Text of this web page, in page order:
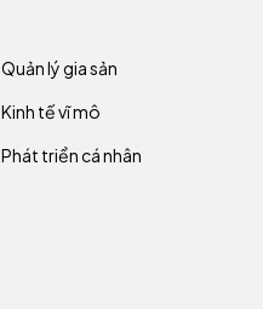
Quản lý gia sản
Kinh tế vĩ mô
Phát triển cá nhân